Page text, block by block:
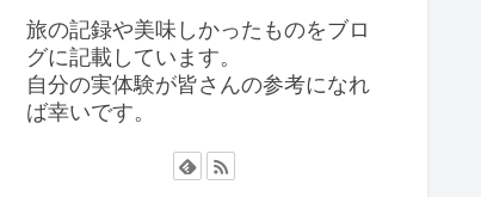
旅の記録や美味しかったものをブロ
グに記載しています。
自分の実体験が皆さんの参考になれ
ば幸いです。